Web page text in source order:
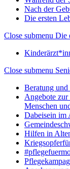
Nach der
Die ersten
Close submenu Die
Close submenu
Beratung
Angebote
Menschen
Dabeisein im
Hilfen in